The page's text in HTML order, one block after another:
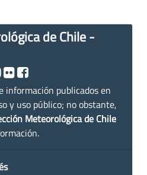
de Chile -
información publicados en
y uso público; no obstante,
Meteorológica de Chile